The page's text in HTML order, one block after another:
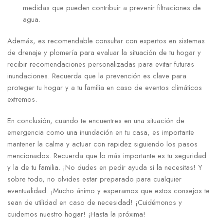
medidas que pueden contribuir a prevenir filtraciones de
agua.
Además, es recomendable consultar con expertos en⁣ sistemas
de drenaje y plomería para evaluar la situación de tu hogar y
recibir recomendaciones ⁢personalizadas para evitar ‍futuras
inundaciones. Recuerda que la prevención es clave para
proteger tu hogar ‌y a tu​ familia en caso de eventos climáticos
extremos.
En⁢ conclusión, cuando te encuentres en una situación de
emergencia como una inundación en tu casa, es​ importante
mantener la calma y actuar con rapidez siguiendo los pasos
mencionados. Recuerda que lo más importante⁢ es ⁤tu seguridad⁢
y la de tu familia. ¡No dudes en pedir ayuda si la necesitas! Y
sobre todo, no olvides estar preparado para cualquier
eventualidad. ¡Mucho ánimo y ‌esperamos que⁢ estos consejos te
sean de utilidad en caso ⁣de necesidad!​ ¡Cuidémonos y
cuidemos nuestro hogar! ¡Hasta la próxima!